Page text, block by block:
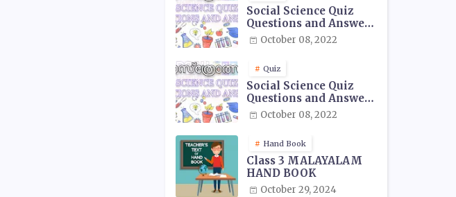
Social Science Quiz
Questions and Answers
- 01October 08, 2022
Quiz
Social Science Quiz
Questions and Answers
- 02October 08, 2022
Hand Book
Class 3 MALAYALAM
HAND BOOK
October 29, 2024